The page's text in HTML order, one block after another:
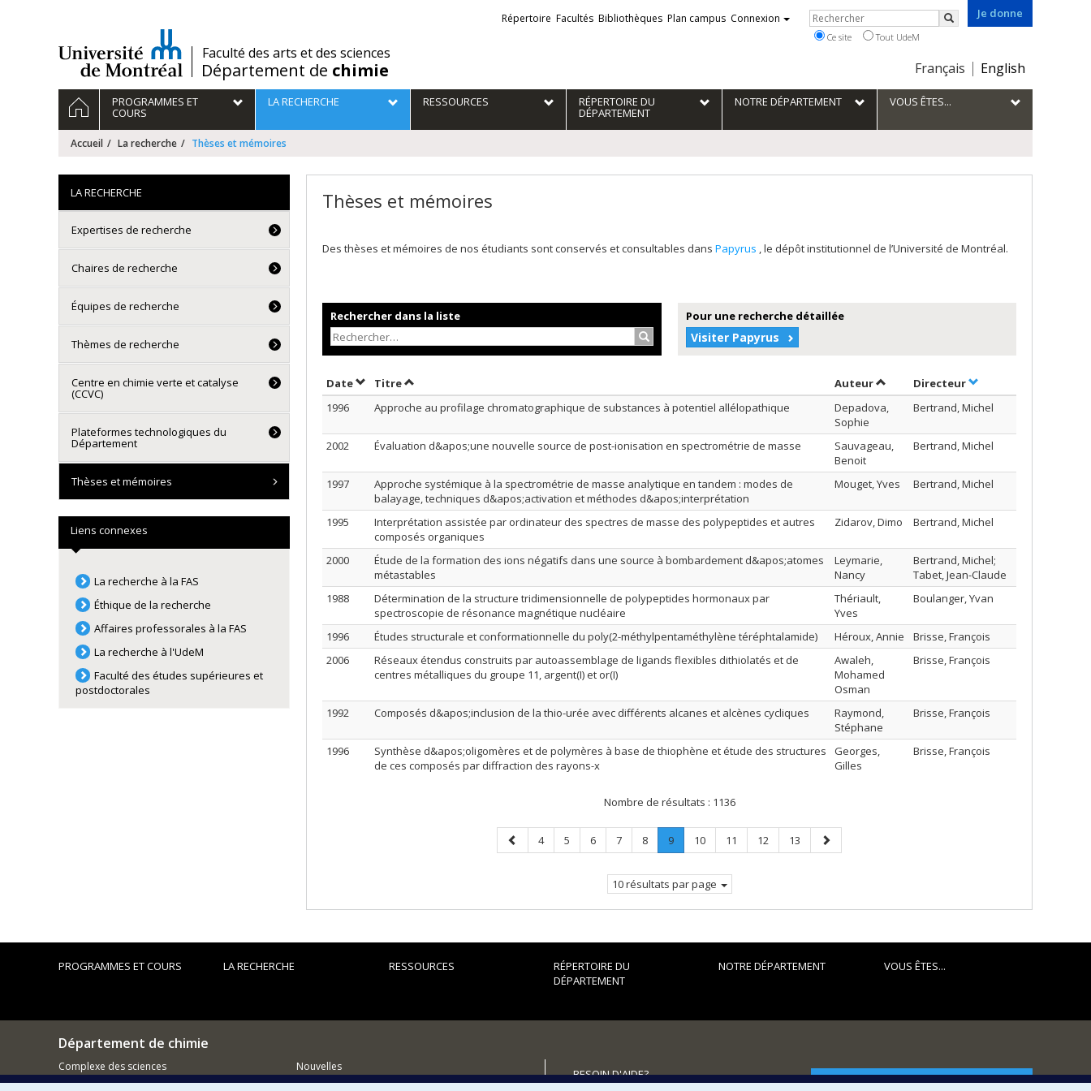
/Faculté des arts et des sciences
Département de chimie
Je donne
Choix
la
langue
Français English
Liens
externes
Répertoire Facultés Bibliothèques Plan campus Connexion Rechercher
Rechercher
Ce site Tout UdeM
Navigation
principale
ACCUEILPROGRAMMES ET
COURS
LA RECHERCHE RESSOURCES RÉPERTOIRE DU
DÉPARTEMENT
NOTRE DÉPARTEMENT VOUS ÊTES...
Accueil La recherche Thèses et mémoires
Thèses et mémoires
Des thèses et mémoires de nos étudiants sont conservés et consultables dans Papyrus , le dépôt institutionnel de l’Université de Montréal.
Rechercher dans la liste
Rechercher…
Pour une recherche détaillée
Visiter Papyrus
DateTrier par date en ordre croissant
TitreTrier par titre en ordre croissant AuteurTrier par auteur en ordre croissant
Directeurpar contributeur en
1996
Approche au profilage chromatographique de substances à potentiel allélopathique
Depadova,
Sophie
Bertrand, Michel
2002 Évaluation d&apos;une nouvelle source de post-ionisation en spectrométrie de masse
Sauvageau,
Benoit
Bertrand, Michel
1997
Approche systémique à la spectrométrie de masse analytique en tandem : modes de
balayage, techniques d&apos;activation et méthodes d&apos;interprétation
Mouget, Yves Bertrand, Michel
1995
Interprétation assistée par ordinateur des spectres de masse des polypeptides et autres
composés organiques
Zidarov, Dimo Bertrand, Michel
2000
Étude de la formation des ions négatifs dans une source à bombardement d&apos;atomes
métastables
Leymarie,
Nancy
Bertrand, Michel;
Tabet, Jean-Claude
1988
Détermination de la structure tridimensionnelle de polypeptides hormonaux par
spectroscopie de résonance magnétique nucléaire
Thériault,
Yves
Boulanger, Yvan
1996 Études structurale et conformationnelle du poly(2-méthylpentaméthylène téréphtalamide) Héroux, Annie
Brisse, François
2006
Réseaux étendus construits par autoassemblage de ligands flexibles dithiolatés et de
centres métalliques du groupe 11, argent(I) et or(I)
Awaleh,
Mohamed
Osman
Brisse, François
1992 Composés d&apos;inclusion de la thio-urée avec différents alcanes et alcènes cycliques
Raymond,
Stéphane
Brisse, François
1996
Synthèse d&apos;oligomères et de polymères à base de thiophène et étude des structures
de ces composés par diffraction des rayons-x
Georges,
Gilles
Brisse, François
Nombre de résultats : 1136
Page
précédente
Page
4 Page
5 Page
6 Page
7 Page
8 Page
9.
Page
Page
10 Page
11 Page
12 Page
13
Page
suivante
10 résultats par page
LA RECHERCHE
Expertises de recherche
Chaires de recherche
Équipes de recherche
Thèmes de recherche
Centre en chimie verte et catalyse
(CCVC)
Plateformes technologiques du
Département
Thèses et mémoires
Liens connexes
La recherche à la FAS
Éthique de la recherche
Affaires professorales à la FAS
La recherche à l'UdeM
Faculté des études supérieures et
postdoctorales
PROGRAMMES ET COURS LA RECHERCHE RESSOURCES
RÉPERTOIRE DU
DÉPARTEMENT
NOTRE DÉPARTEMENT VOUS ÊTES...
Département de chimie
Complexe des sciences
1375 Avenue Thérèse-Lavoie-Roux
Nouvelles
BESOIN D'AIDE?
FACULTÉ DES ARTS ET DES SCIENCES